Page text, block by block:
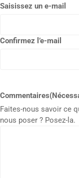
Saisissez un e-mail
Confirmez l’e-mail
Commentaires
Faites-nous savoir ce
nous poser ? Posez-la.